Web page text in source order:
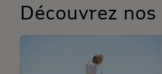
Découvrez nos